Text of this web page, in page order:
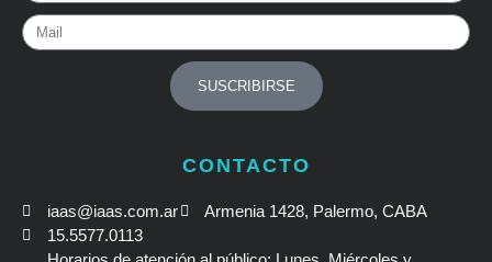
Mail
SUSCRIBIRSE
CONTACTO
iaas@iaas.com.ar
Armenia 1428, Palermo, CABA
15.5577.0113